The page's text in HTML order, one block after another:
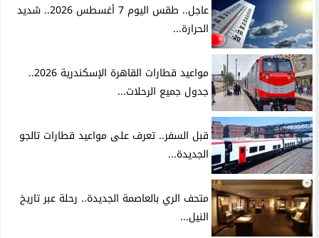
عاجل.. طقس اليوم 7 أغسطس 2026.. شديد
الحرارة...
مواعيد قطارات القاهرة الإسكندرية 2026..
جدول جميع الرحلات...
قبل السفر.. تعرف على مواعيد قطارات تالجو
الجديدة...
متحف الري بالعاصمة الجديدة.. رحلة عبر تاريخ
النيل...